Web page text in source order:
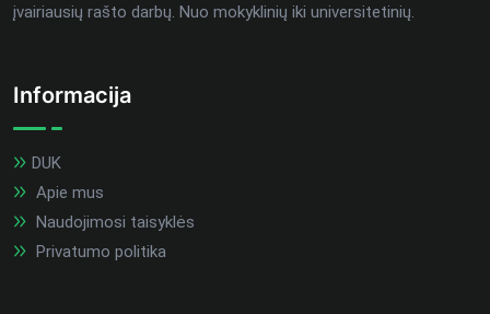
įvairiausių rašto darbų. Nuo mokyklinių iki universitetinių.
Informacija
DUK
Apie mus
Naudojimosi taisyklės
Privatumo politika